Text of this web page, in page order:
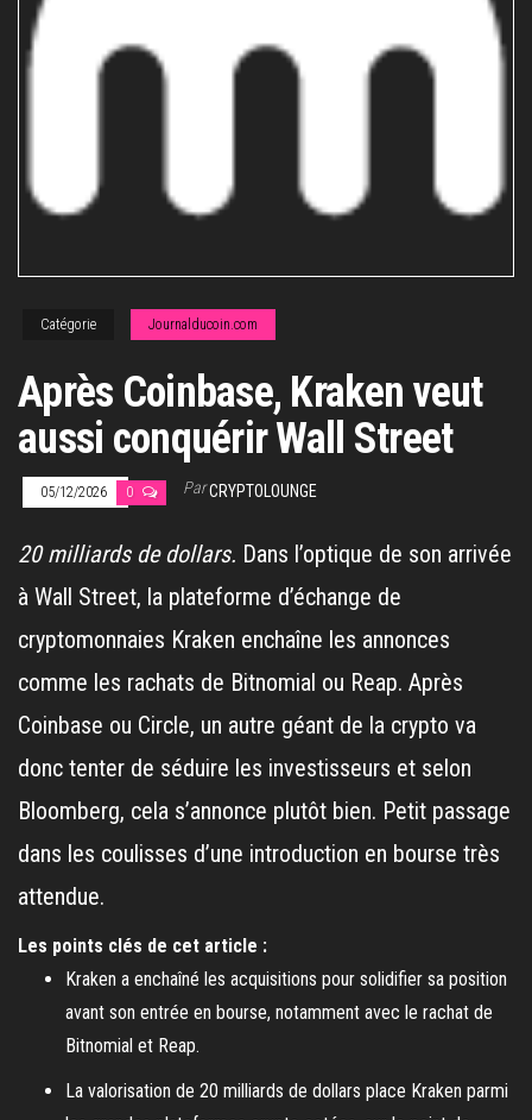
Catégorie Journalducoin.com
Après Coinbase, Kraken veut
aussi conquérir Wall Street
05/12/2026 0 ParCRYPTOLOUNGE
20 milliards de dollars. Dans l’optique de son arrivée
à Wall Street, la plateforme d’échange de
cryptomonnaies Kraken enchaîne les annonces
comme les rachats de Bitnomial ou Reap. Après
Coinbase ou Circle, un autre géant de la crypto va
donc tenter de séduire les investisseurs et selon
Bloomberg, cela s’annonce plutôt bien. Petit passage
dans les coulisses d’une introduction en bourse très
attendue.
Les points clés de cet article :
Kraken a enchaîné les acquisitions pour solidifier sa position
avant son entrée en bourse, notamment avec le rachat de
Bitnomial et Reap.
La valorisation de 20 milliards de dollars place Kraken parmi